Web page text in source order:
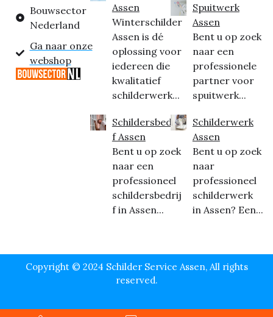
Bouwsector
Nederland
Ga naar onze
webshop
Assen
Winterschilder
Assen is dé
oplossing voor
iedereen die
kwalitatief
schilderwerk...
Schildersbedrij
f Assen
Bent u op zoek
naar een
professioneel
schildersbedrij
f in Assen...
Spuitwerk
Assen
Bent u op zoek
naar een
professionele
partner voor
spuitwerk...
Schilderwerk
Assen
Bent u op zoek
naar
professioneel
schilderwerk
in Assen? Een...
Copyright © 2024 Schilder Service Assen, All rights
reserved.